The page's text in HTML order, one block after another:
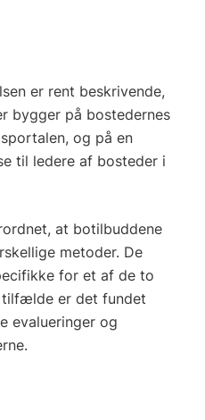
er rent beskrivende,
bygger på bostedernes
og på en
til ledere af bosteder i
at botilbuddene
metoder. De
for et af de to
tilfælde er det fundet
evalueringer og